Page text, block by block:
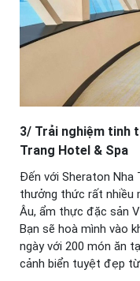
3/ Trải nghiệm tinh
Trang Hotel & Spa
Đến với Sheraton Nha
thưởng thức rất nhiều
Âu, ẩm thực đặc sản
Bạn sẽ hoà mình vào
ngày với 200 món ăn
cảnh biển tuyệt đẹp